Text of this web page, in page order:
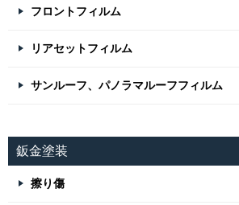
フロントフィルム
リアセットフィルム
サンルーフ、パノラマルーフフィルム
鈑金塗装
擦り傷